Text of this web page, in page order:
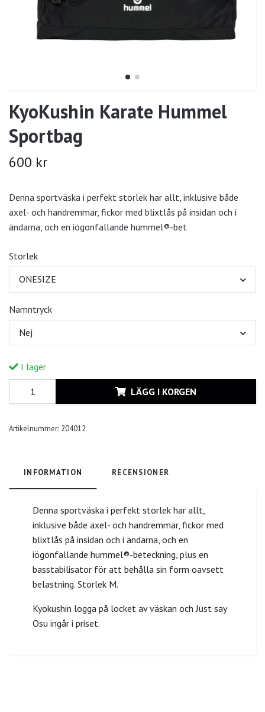
KyoKushin Karate Hummel
Sportbag
600 kr
Denna sportväska i perfekt storlek har allt, inklusive både
axel- och handremmar, fickor med blixtlås på insidan och i
ändarna, och en iögonfallande hummel®-bet
Storlek
ONESIZE
Namntryck
Nej
I lager
LÄGG I KORGEN
Artikelnummer: 204012
INFORMATION RECENSIONER
Denna sportväska i perfekt storlek har allt,
inklusive både axel- och handremmar, fickor med
blixtlås på insidan och i ändarna, och en
iögonfallande hummel®-beteckning, plus en
basstabilisator för att behålla sin form oavsett
belastning. Storlek M.
Kyokushin logga på locket av väskan och Just say
Osu ingår i priset.